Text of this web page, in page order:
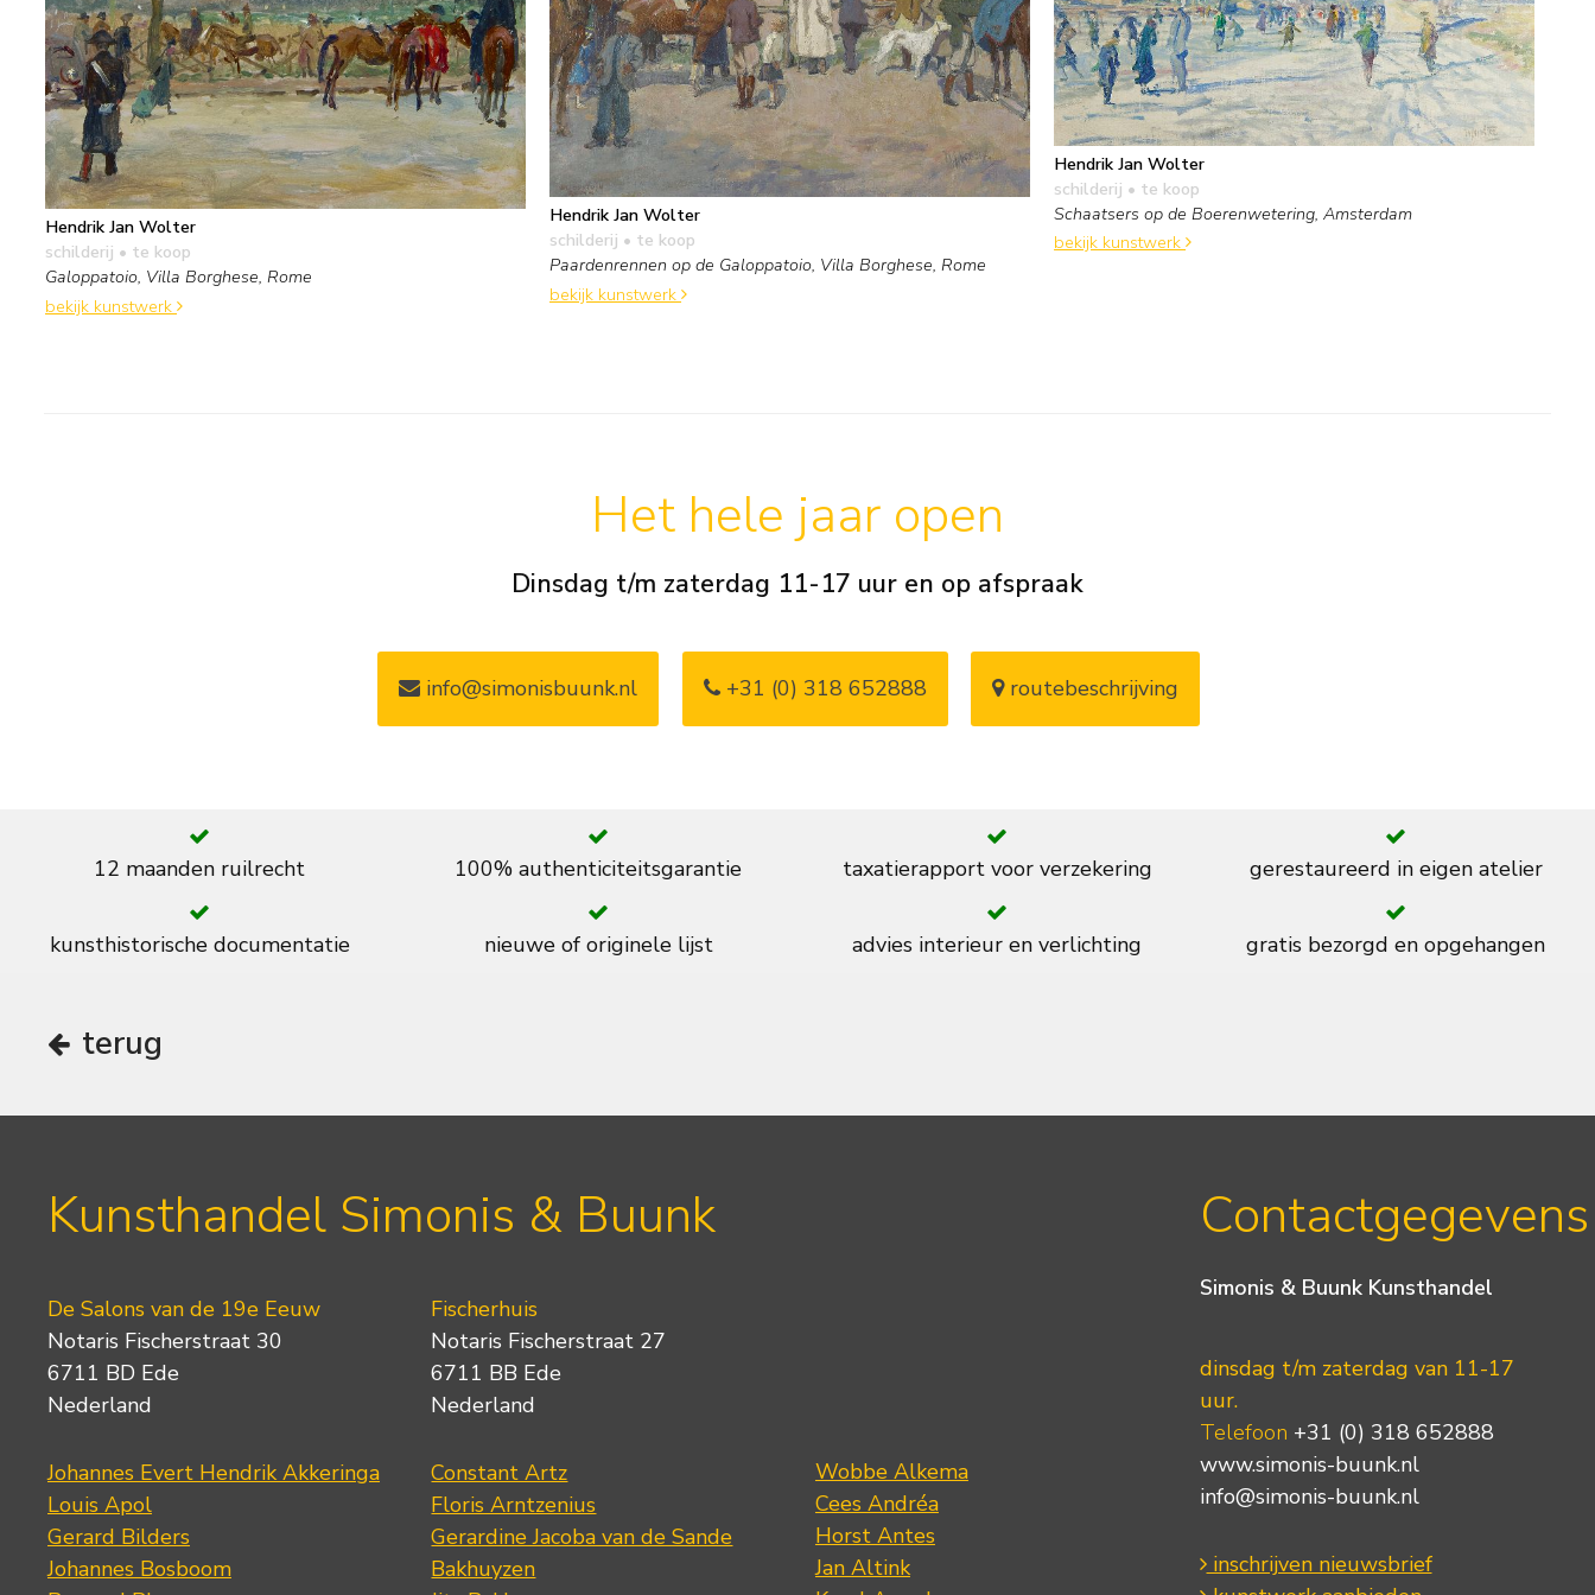
Hendrik Jan Wolter
schilderij • te koop
Galoppatoio, Villa Borghese, Rome
bekijk kunstwerk
Hendrik Jan Wolter
schilderij • te koop
Paardenrennen op de Galoppatoio, Villa Borghese, Rome
bekijk kunstwerk
Hendrik Jan Wolter
schilderij • te koop
Schaatsers op de Boerenwetering, Amsterdam
bekijk kunstwerk
Het hele jaar open
Dinsdag t/m zaterdag 11-17 uur en op afspraak
info@simonisbuunk.nl +31 (0) 318 652888 routebeschrijving
12 maanden ruilrecht 100% authenticiteitsgarantie taxatierapport voor verzekering gerestaureerd in eigen atelier
kunsthistorische documentatie nieuwe of originele lijst advies interieur en verlichting gratis bezorgd en opgehangen
terug
Kunsthandel Simonis & Buunk
De Salons van de 19e Eeuw
Notaris Fischerstraat 30
6711 BD Ede
Nederland
Johannes Evert Hendrik Akkeringa
Louis Apol
Gerard Bilders
Johannes Bosboom
Fischerhuis
Notaris Fischerstraat 27
6711 BB Ede
Nederland
Constant Artz
Floris Arntzenius
Gerardine Jacoba van de Sande
Bakhuyzen
Wobbe Alkema
Cees Andréa
Horst Antes
Jan Altink
Contactgegevens
Simonis & Buunk Kunsthandel
dinsdag t/m zaterdag van 11-17
uur.
Telefoon +31 (0) 318 652888
www.simonis-buunk.nl
info@simonis-buunk.nl
inschrijven nieuwsbrief